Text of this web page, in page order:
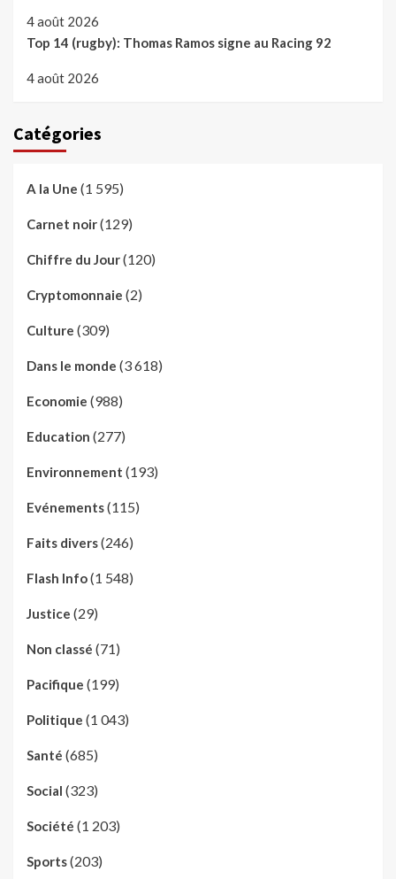
4 août 2026
Top 14 (rugby): Thomas Ramos signe au Racing 92
4 août 2026
Catégories
A la Une (1 595)
Carnet noir(129)
Chiffre du Jour(120)
Cryptomonnaie (2)
Culture (309)
Dans le monde (3 618)
Economie (988)
Education (277)
Environnement (193)
Evénements(115)
Faits divers(246)
Flash Info(1 548)
Justice (29)
Non classé (71)
Pacifique (199)
Politique (1 043)
Santé (685)
Social (323)
Société (1 203)
Sports(203)